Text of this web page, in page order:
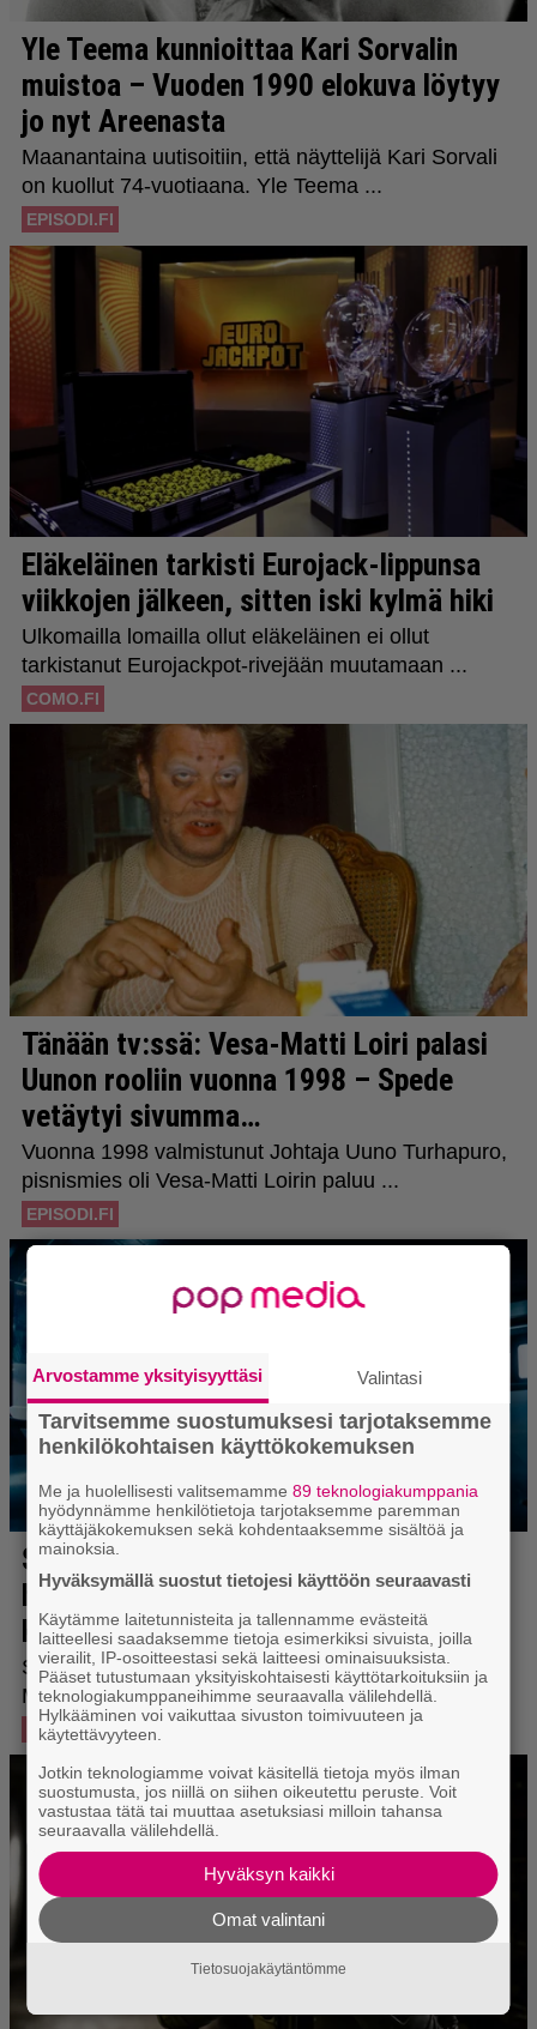
Arvostamme yksityisyyttäsi Valintasi
Tarvitsemme suostumuksesi tarjotaksemme
henkilökohtaisen käyttökokemuksen
Me ja huolellisesti valitsemamme89 teknologiakumppania
hyödynnämme henkilötietoja tarjotaksemme paremman
käyttäjäkokemuksen sekä kohdentaaksemme sisältöä ja
mainoksia.
Hyväksymällä suostut tietojesi käyttöön seuraavasti
Käytämme laitetunnisteita ja tallennamme evästeitä
laitteellesi saadaksemme tietoja esimerkiksi sivuista, joilla
vierailit, IP-osoitteestasi sekä laitteesi ominaisuuksista.
Pääset tutustumaan yksityiskohtaisesti käyttötarkoituksiin ja
teknologiakumppaneihimme seuraavalla välilehdellä.
Hylkääminen voi vaikuttaa sivuston toimivuuteen ja
käytettävyyteen.
Jotkin teknologiamme voivat käsitellä tietoja myös ilman
suostumusta, jos niillä on siihen oikeutettu peruste. Voit
vastustaa tätä tai muuttaa asetuksiasi milloin tahansa
seuraavalla välilehdellä.
Hyväksyn kaikki
Omat valintani
Tietosuojakäytäntömme